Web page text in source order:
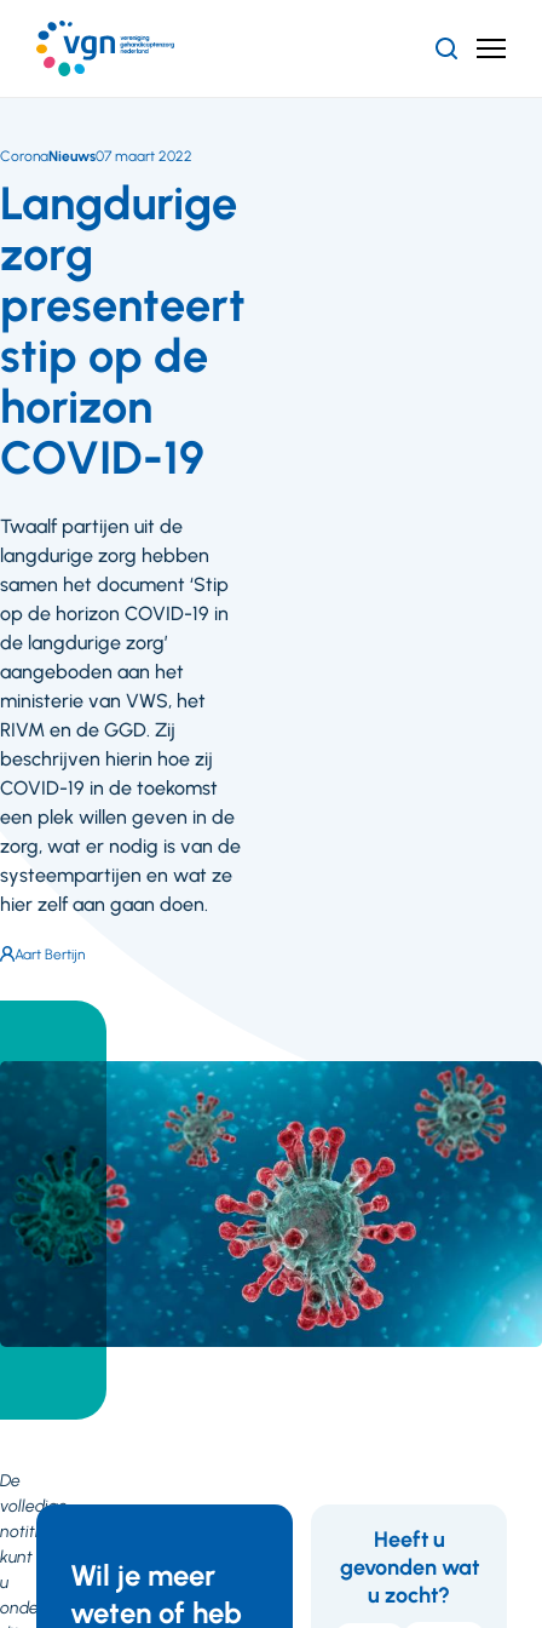
naar
hoofdinhoud
ZoekenMenu
Langdurige
zorg
presenteert
stip op de
horizon
COVID-19
CoronaNieuws07 maart 2022
Twaalf partijen uit de
langdurige zorg hebben
samen het document ‘Stip
op de horizon COVID-19 in
de langdurige zorg’
aangeboden aan het
ministerie van VWS, het
RIVM en de GGD. Zij
beschrijven hierin hoe zij
COVID-19 in de toekomst
een plek willen geven in de
zorg, wat er nodig is van de
systeempartijen en wat ze
hier zelf aan gaan doen.
Auteur:
Aart Bertijn
De
volledige
notitie
kunt
u
onder
Corona
Wil je meer
weten of heb
Feedback
Heeft u
gevonden wat
u zocht?